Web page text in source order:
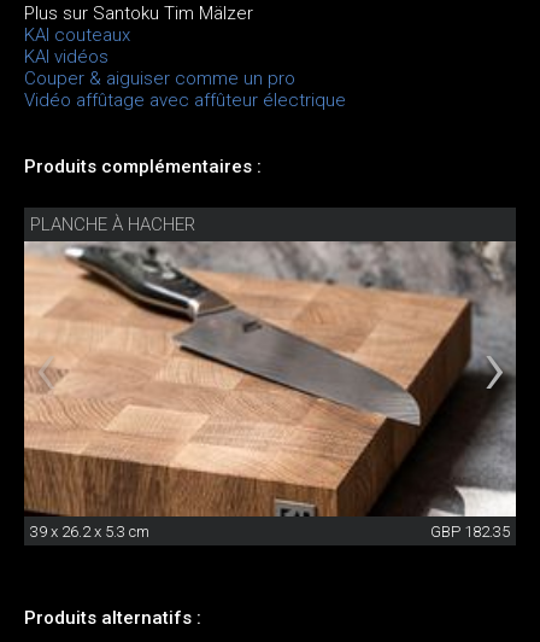
Plus sur Santoku Tim Mälzer
KAI couteaux
KAI vidéos
Couper & aiguiser comme un pro
Vidéo affûtage avec affûteur électrique
Produits complémentaires :
PLANCHE À HACHER
39 x 26.2 x 5.3 cm GBP 182.35
Produits alternatifs :